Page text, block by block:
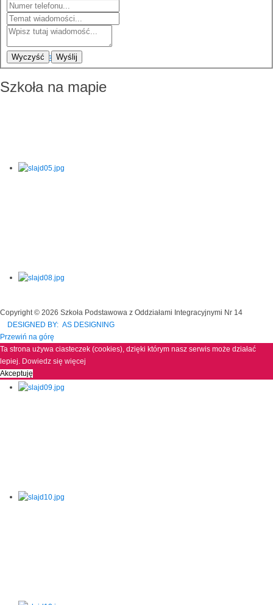
Wyczyść Wyślij
Szkoła na mapie
Copyright © 2026 Szkoła Podstawowa z Oddziałami Integracyjnymi Nr 14
DESIGNED BY: AS DESIGNING
Przewiń na górę
Ta strona używa ciasteczek (cookies), dzięki którym nasz serwis może działać
lepiej. Dowiedz się więcej
Akceptuję